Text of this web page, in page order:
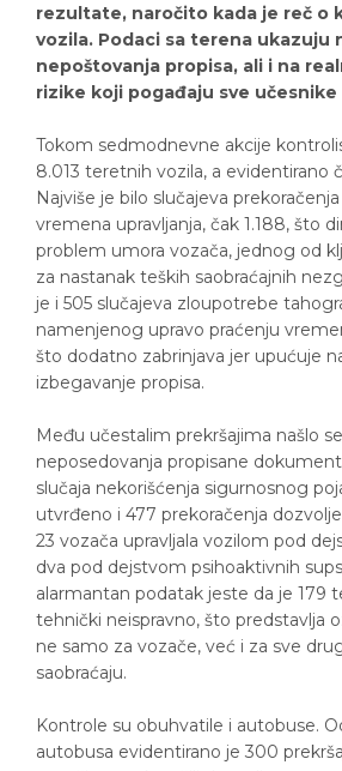
rezultate, naročito kada je reč o
vozila. Podaci sa terena ukazuju
nepoštovanja propisa, ali i na
rizike koji pogađaju sve učesnike
Tokom sedmodnevne akcije
8.013 teretnih vozila, a evidentirano
Najviše je bilo slučajeva
vremena upravljanja, čak 1.188, što
problem umora vozača, jednog od
za nastanak teških saobraćajnih
je i 505 slučajeva zloupotrebe
namenjenog upravo praćenju
što dodatno zabrinjava jer upućuje
izbegavanje propisa.
Među učestalim prekršajima našlo
neposedovanja propisane
slučaja nekorišćenja sigurnosnog
utvrđeno i 477 prekoračenja
23 vozača upravljala vozilom pod
dva pod dejstvom psihoaktivnih
alarmantan podatak jeste da je 179
tehnički neispravno, što predstavlja
ne samo za vozače, već i za sve
saobraćaju.
Kontrole su obuhvatile i autobuse.
autobusa evidentirano je 300